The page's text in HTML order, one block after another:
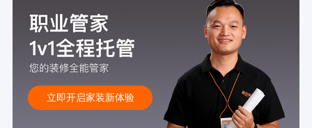
立即开启家装新体验